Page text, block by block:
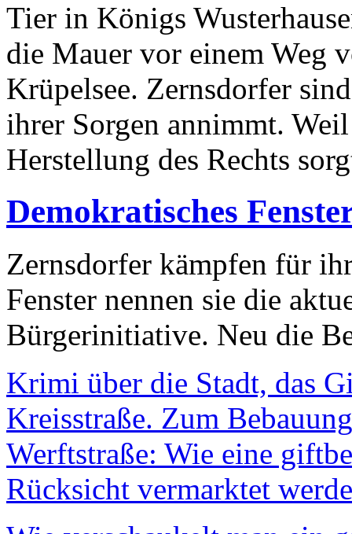
Tier in Königs
die Mauer vor einem Weg
Krüpelsee. Zernsdorfer
ihrer Sorgen annimmt.
Herstellung des Rechts
Demokratisches
Zernsdorfer kämpfen für
Fenster nennen sie die
Bürgerinitiative. Neu die
Krimi über die Stadt, das
Kreisstraße. Zum
Werftstraße: Wie eine
Rücksicht vermarktet